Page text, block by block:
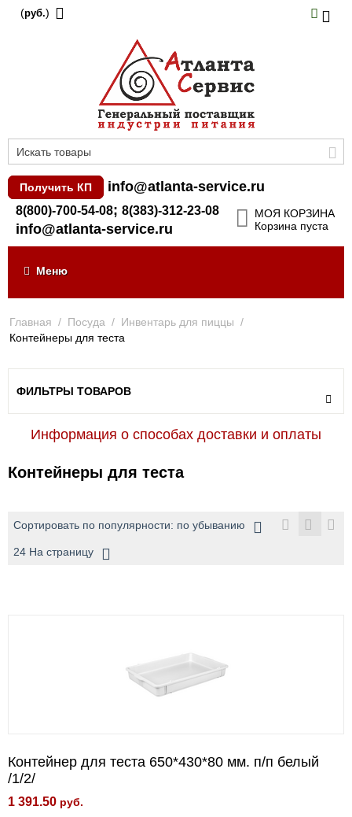
(руб.)
Получить КП info@atlanta-service.ru
8(800)-700-54-08; 8(383)-312-23-08
info@atlanta-service.ru
МОЯ КОРЗИНА
Корзина пуста
Меню
Главная / Посуда / Инвентарь для пиццы /
Контейнеры для теста
ФИЛЬТРЫ ТОВАРОВ
Информация о способах доставки и оплаты
Контейнеры для теста
Сортировать по популярности: по убыванию
24 На страницу
Контейнер для теста 650*430*80 мм. п/п белый
/1/2/
1 391.50 руб.